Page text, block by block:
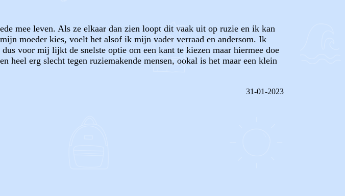
mee leven. Als ze elkaar dan zien loopt dit vaak uit op ruzie en ik kan
moeder kies, voelt het alsof ik mijn vader verraad en andersom. Ik
voor mij lijkt de snelste optie om een kant te kiezen maar hiermee doe
erg slecht tegen ruziemakende mensen, ookal is het maar een klein
31-01-2023